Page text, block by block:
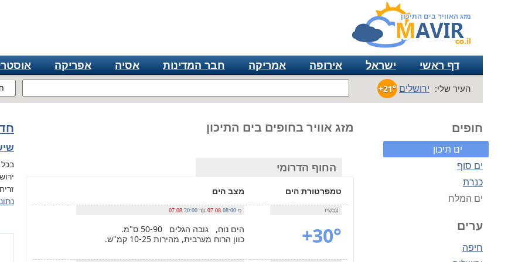
מזג האוויר בים התיכון
דף ראשי ישראל אירופה אמריקה חבר המדינות אסיה אפריקה
העיר שלי: ירושלים +21°
חופים
ים תיכון
ים סוף
כנרת
ים המלח
ערים
חיפה
מזג אוויר בחופים בים התיכון
החוף הדרומי
טמפרטורת הים מצב הים
עכשיו
+30°
מ 08:00
07.08 עד 20:00
07.08
הים נוח, גובה הגלים 50-90 ס"מ.
כוון הרוח מערבית, מהירות 10-25 קמ"ש.
שישי,
זריחה ב